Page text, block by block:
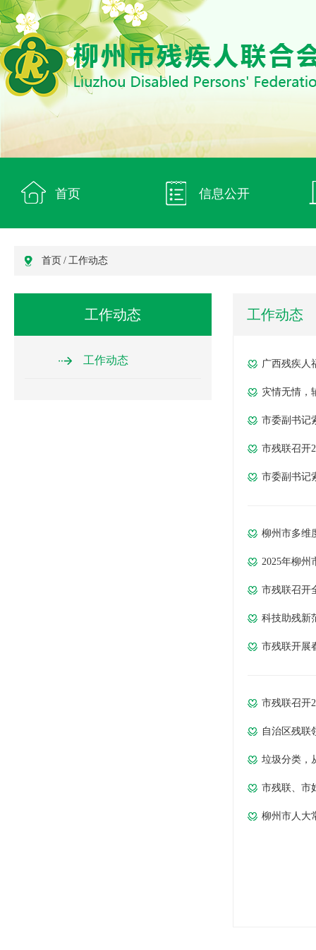
首页 信息公开
首页 / 工作动态
工作动态
工作动态
工作动态
广西残疾人
灾情无情，
市委副书记
市残联召开
市委副书记
柳州市多维
2025年柳州
市残联召开
市残联开展
市残联召开
自治区残联
垃圾分类，
市残联、市
柳州市人大